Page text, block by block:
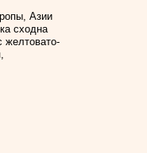
Азии
сходна
желтовато-